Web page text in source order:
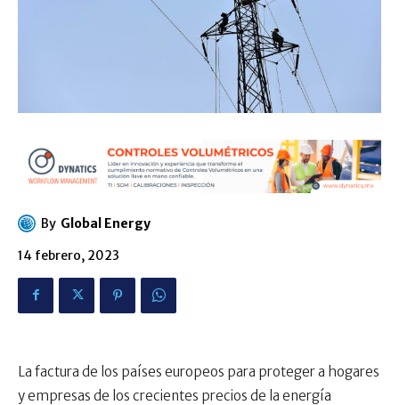
By Global Energy
14 febrero, 2023
La factura de los países europeos para proteger a hogares
y empresas de los crecientes precios de la energía